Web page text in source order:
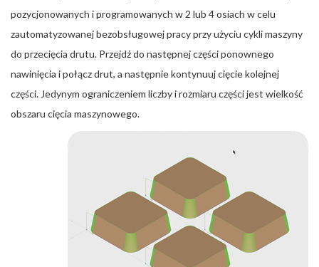
pozycjonowanych i programowanych w 2 lub 4 osiach w celu
zautomatyzowanej bezobsługowej pracy przy użyciu cykli maszyny
do przecięcia drutu. Przejdź do następnej części ponownego
nawinięcia i połącz drut, a następnie kontynuuj cięcie kolejnej
części. Jedynym ograniczeniem liczby i rozmiaru części jest wielkość
obszaru cięcia maszynowego.